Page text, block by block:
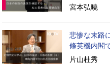
経済の実情は
宮本弘曉
悲惨な末路
條英機内閣
再編
片山杜秀